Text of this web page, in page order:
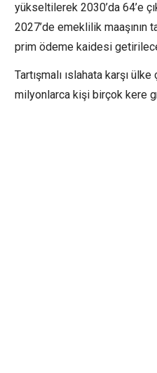
yükseltilerek 2030’da 64’e
2027’de emeklilik maaşının
prim ödeme kaidesi
Tartışmalı ıslahata karşı
milyonlarca kişi birçok kere